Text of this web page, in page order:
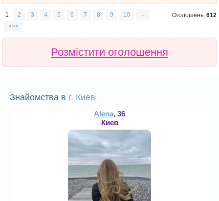
Оголошень: 612
1 2 3 4 5 6 7 8 9 10
→
»»»
Розмістити оголошення
Знайомства в г. Киев
Alena, 36
Киев